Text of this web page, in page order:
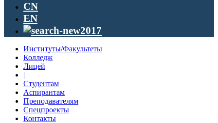
CN
EN
Институты/Факультеты
Колледж
Лицей
|
Студентам
Аспирантам
Преподавателям
Спецпроекты
Контакты